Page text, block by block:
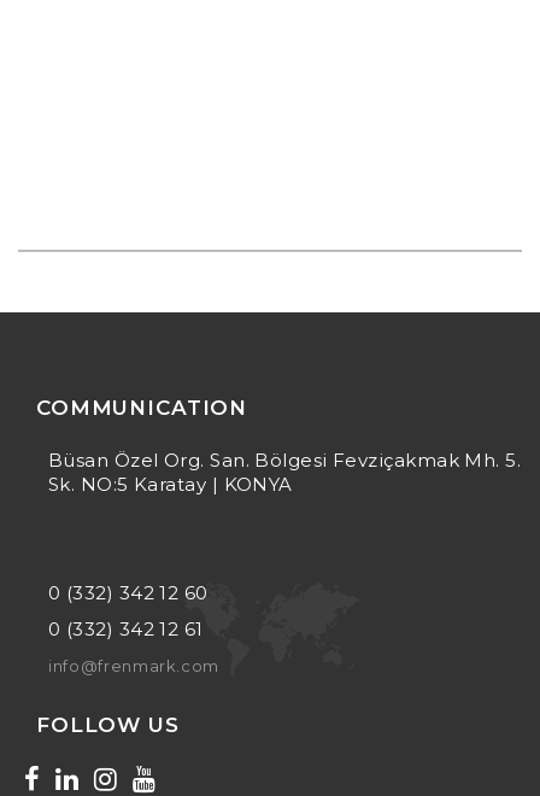
COMMUNICATION
Büsan Özel Org. San. Bölgesi Fevziçakmak Mh. 5.
Sk. NO:5 Karatay | KONYA
0 (332) 342 12 60
0 (332) 342 12 61
info@frenmark.com
FOLLOW US